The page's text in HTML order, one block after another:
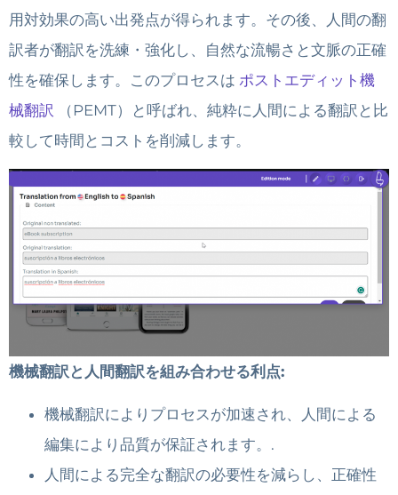
用対効果の高い出発点が得られます。その後、人間の翻
訳者が翻訳を洗練・強化し、自然な流暢さと文脈の正確
性を確保します。このプロセスは ポストエディット機
械翻訳 （PEMT）と呼ばれ、純粋に人間による翻訳と比
較して時間とコストを削減します。
機械翻訳と人間翻訳を組み合わせる利点:
機械翻訳によりプロセスが加速され、人間による
編集により品質が保証されます。.
人間による完全な翻訳の必要性を減らし、正確性